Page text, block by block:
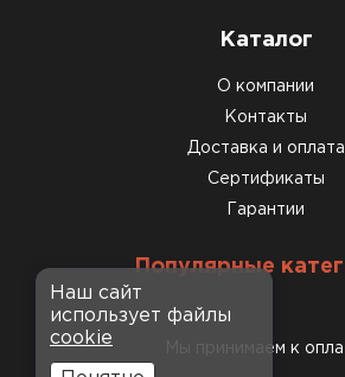
Каталог
О компании
Контакты
Доставка и оплата
Сертификаты
Гарантии
Популярные
Мы принимаем к
Наш сайт
использует файлы
cookie